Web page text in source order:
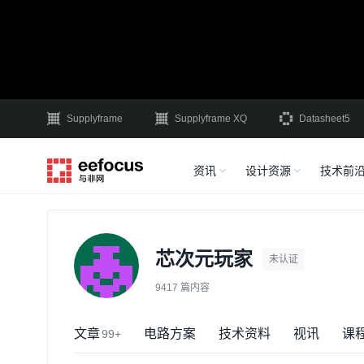
Supplyframe Supplyframe XQ Datasheet5
资讯 设计资源 技术前
芯次元玩家 未认证
9417 篇内容
文章99+ 电路方案 技术资料 视讯 课